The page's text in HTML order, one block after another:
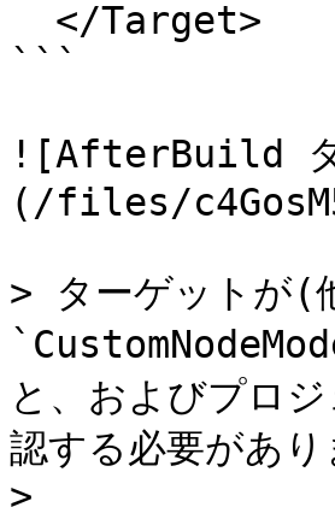
```
![AfterBuild タ
(/files/
> ターゲットが(
と、およびプロ
認する必要があり
>